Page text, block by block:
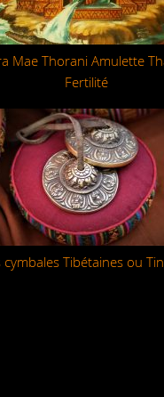
Mae Thorani Amulette
Fertilité
cymbales Tibétaines ou